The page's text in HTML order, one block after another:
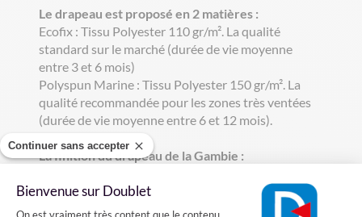
Continuer sans accepter
Bienvenue sur Doublet
Plateforme de Gestion du
Le drapeau est proposé en 2 matières :
Ecofix : Tissu Polyester 110 gr/m². La qualité
standard sur le marché (durée de vie moyenne
entre 3 et 6 mois)
Polyspun Marine : Tissu Polyester 150 gr/m². La
qualité recommandée pour les zones très ventées
(durée de vie moyenne entre 6 et 12 mois).
La finition du drapeau de la Gambie :
piqûre au pourtour pour plus de solidité. Il est
agrafé sur une hampe en bois gainée bleue avec une